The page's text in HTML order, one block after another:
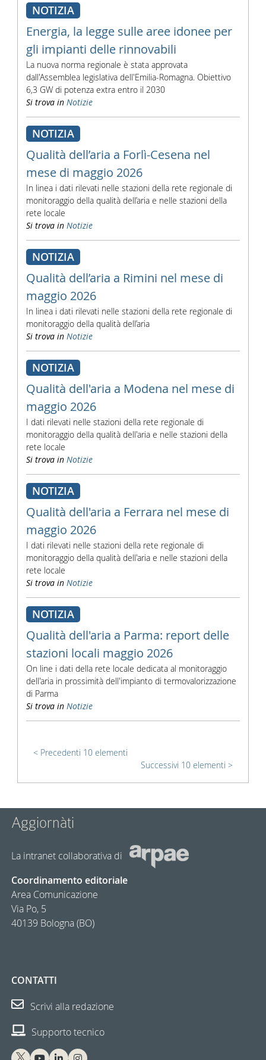
NOTIZIA
Energia, la legge sulle aree idonee per
gli impianti delle rinnovabili
La nuova norma regionale è stata approvata
dall'Assemblea legislativa dell'Emilia-Romagna. Obiettivo
6,3 GW di potenza extra entro il 2030
Si trova in Notizie
NOTIZIA
Qualità dell’aria a Forlì-Cesena nel
mese di maggio 2026
In linea i dati rilevati nelle stazioni della rete regionale di
monitoraggio della qualità dell’aria e nelle stazioni della
rete locale
Si trova in Notizie
NOTIZIA
Qualità dell’aria a Rimini nel mese di
maggio 2026
In linea i dati rilevati nelle stazioni della rete regionale di
monitoraggio della qualità dell’aria
Si trova in Notizie
NOTIZIA
Qualità dell'aria a Modena nel mese di
maggio 2026
I dati rilevati nelle stazioni della rete regionale di
monitoraggio della qualità dell'aria e nelle stazioni della
rete locale
Si trova in Notizie
NOTIZIA
Qualità dell'aria a Ferrara nel mese di
maggio 2026
I dati rilevati nelle stazioni della rete regionale di
monitoraggio della qualità dell'aria e nelle stazioni della
rete locale
Si trova in Notizie
NOTIZIA
Qualità dell'aria a Parma: report delle
stazioni locali maggio 2026
On line i dati della rete locale dedicata al monitoraggio
dell'aria in prossimità dell'impianto di termovalorizzazione
di Parma
Si trova in Notizie
Precedenti 10 elementi
Successivi 10 elementi
Aggiornàti
La intranet collaborativa di
Coordinamento editoriale
Area Comunicazione
Via Po, 5
40139 Bologna (BO)
CONTATTI
Scrivi alla redazione
Supporto tecnico